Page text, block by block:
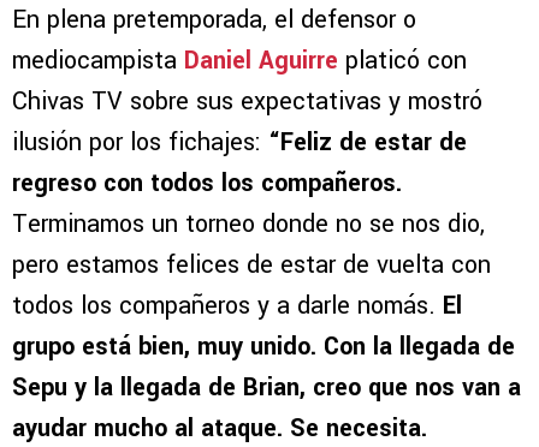
En plena pretemporada, el defensor o
mediocampista Daniel Aguirre platicó con
Chivas TV sobre sus expectativas y mostró
ilusión por los fichajes: “Feliz de estar de
regreso con todos los compañeros.
Terminamos un torneo donde no se nos dio,
pero estamos felices de estar de vuelta con
todos los compañeros y a darle nomás. El
grupo está bien, muy unido. Con la llegada de
Sepu y la llegada de Brian, creo que nos van a
ayudar mucho al ataque. Se necesita.